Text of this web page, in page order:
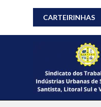
CARTEIRINHAS